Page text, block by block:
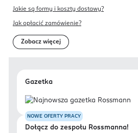
Jakie są formy i koszty dostawy?
Jak opłacić zamówienie?
Zobacz więcej
Gazetka
NOWE OFERTY PRACY
Dołącz do zespołu Rossmanna!